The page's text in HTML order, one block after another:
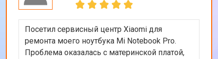
Посетил сервисный центр Xiaomi для
ремонта моего ноутбука Mi Notebook Pro.
Проблема оказалась с материнской платой,